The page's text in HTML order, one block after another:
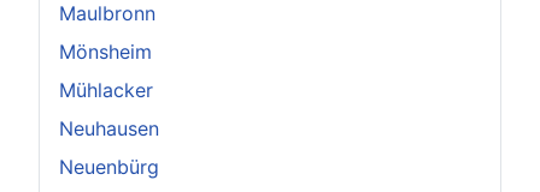
Maulbronn
Mönsheim
Mühlacker
Neuhausen
Neuenbürg